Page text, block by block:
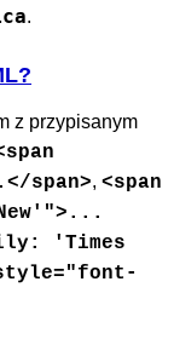
.
z przypisanym
span>, <span
'Times